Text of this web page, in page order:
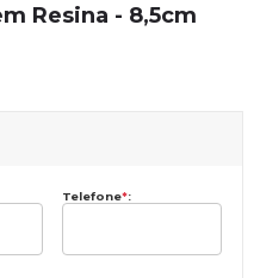
Resina - 8,5cm
Telefone*: